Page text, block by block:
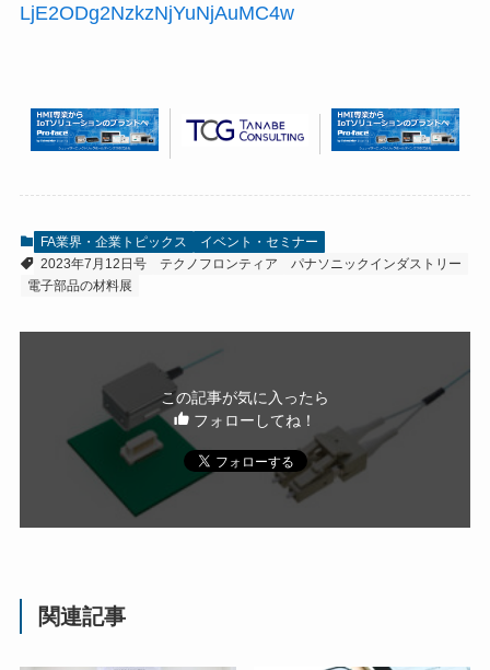
LjE2ODg2NzkzNjYuNjAuMC4w
FA業界・企業トピックス
イベント・セミナー
2023年7月12日号
テクノフロンティア
パナソニックインダストリー
電子部品の材料展
この記事が気に入ったら
フォローしてね！
関連記事